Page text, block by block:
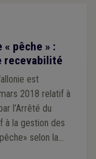
pêche » :
recevabilité
est
2018 relatif à
à la gestion des
selon la